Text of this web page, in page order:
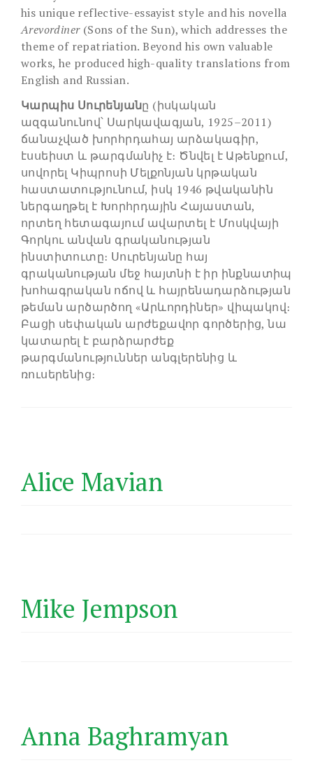
his unique reflective-essayist style and his novella
Arevordiner(Sons of the Sun), which addresses the
theme of repatriation. Beyond his own valuable
works, he produced high-quality translations from
English and Russian.
Կարպիս Սուրենյանը (իսկական
ազգանունով՝ Սարկավագյան, 1925–2011)
ճանաչված խորհրդահայ արձակագիր,
էսսեիստ և թարգմանիչ է։ Ծնվել է Աթենքում,
սովորել Կիպրոսի Մելքոնյան կրթական
հաստատությունում, իսկ 1946 թվականին
ներգաղթել է Խորհրդային Հայաստան,
որտեղ հետագայում ավարտել է Մոսկվայի
Գորկու անվան գրականության
ինստիտուտը։ Սուրենյանը հայ
գրականության մեջ հայտնի է իր ինքնատիպ
խոհագրական ոճով և հայրենադարձության
թեման արծարծող «Արևորդիներ» վիպակով։
Բացի սեփական արժեքավոր գործերից, նա
կատարել է բարձրարժեք
թարգմանություններ անգլերենից և
ռուսերենից։
Alice Mavian
Mike Jempson
Anna Baghramyan